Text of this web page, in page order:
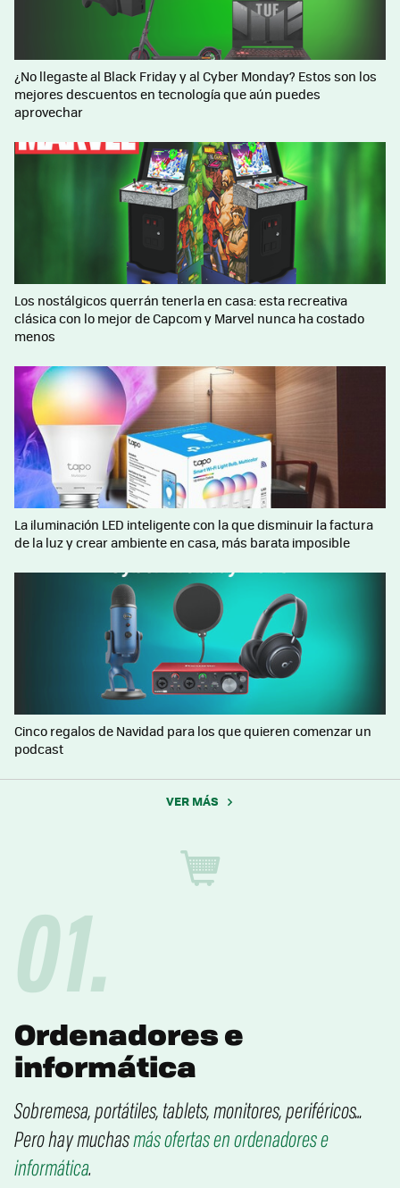
¿No llegaste al Black Friday y al Cyber Monday? Estos son los
mejores descuentos en tecnología que aún puedes
aprovechar
Los nostálgicos querrán tenerla en casa: esta recreativa
clásica con lo mejor de Capcom y Marvel nunca ha costado
menos
La iluminación LED inteligente con la que disminuir la factura
de la luz y crear ambiente en casa, más barata imposible
Cinco regalos de Navidad para los que quieren comenzar un
podcast
VER MÁS
01.
Ordenadores e
informática
Sobremesa, portátiles, tablets, monitores, periféricos…
Pero hay muchasmás ofertas en ordenadores e
informática.